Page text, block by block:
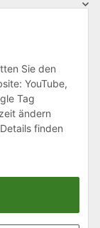
Sie den
YouTube,
Tag
ändern
finden